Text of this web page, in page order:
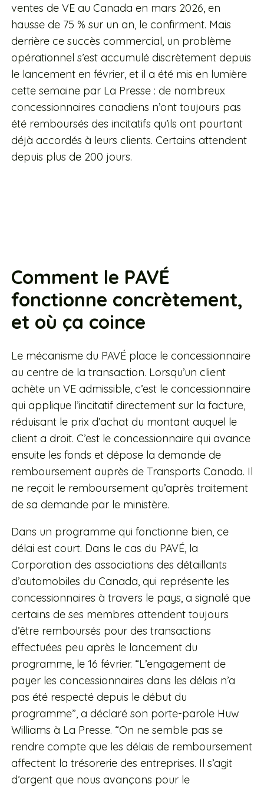
ventes de VE au Canada en mars 2026, en
hausse de 75 % sur un an, le confirment. Mais
derrière ce succès commercial, un problème
opérationnel s’est accumulé discrètement depuis
le lancement en février, et il a été mis en lumière
cette semaine par La Presse : de nombreux
concessionnaires canadiens n’ont toujours pas
été remboursés des incitatifs qu’ils ont pourtant
déjà accordés à leurs clients. Certains attendent
depuis plus de 200 jours.
Comment le PAVÉ
fonctionne concrètement,
et où ça coince
Le mécanisme du PAVÉ place le concessionnaire
au centre de la transaction. Lorsqu’un client
achète un VE admissible, c’est le concessionnaire
qui applique l’incitatif directement sur la facture,
réduisant le prix d’achat du montant auquel le
client a droit. C’est le concessionnaire qui avance
ensuite les fonds et dépose la demande de
remboursement auprès de Transports Canada. Il
ne reçoit le remboursement qu’après traitement
de sa demande par le ministère.
Dans un programme qui fonctionne bien, ce
délai est court. Dans le cas du PAVÉ, la
Corporation des associations des détaillants
d’automobiles du Canada, qui représente les
concessionnaires à travers le pays, a signalé que
certains de ses membres attendent toujours
d’être remboursés pour des transactions
effectuées peu après le lancement du
programme, le 16 février. “L’engagement de
payer les concessionnaires dans les délais n’a
pas été respecté depuis le début du
programme”, a déclaré son porte-parole Huw
Williams à La Presse. “On ne semble pas se
rendre compte que les délais de remboursement
affectent la trésorerie des entreprises. Il s’agit
d’argent que nous avançons pour le